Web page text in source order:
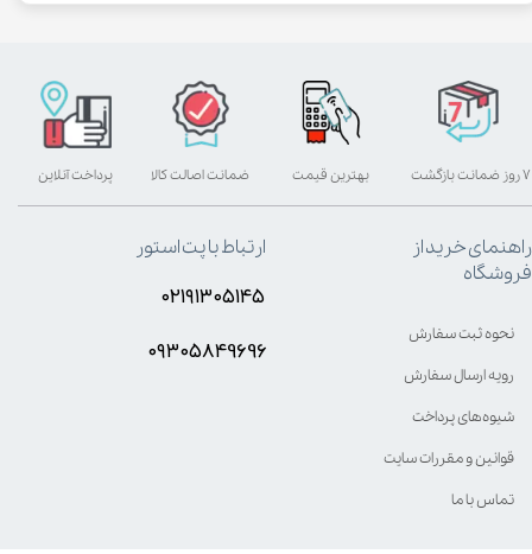
بهترین قیمت پرداخت آنلاین ۷ روز ضمانت بازگشت ضمانت اصالت کالا
راهنمای خرید از
فروشگاه
نحوه ثبت سفارش
رویه ارسال سفارش
شیوه‌های پرداخت
قوانین و مقررات سایت
تماس با ما
ارتباط با پت استور
۰۲۱۹۱۳۰۵۱۴۵
۰۹۳۰۵8۴9696